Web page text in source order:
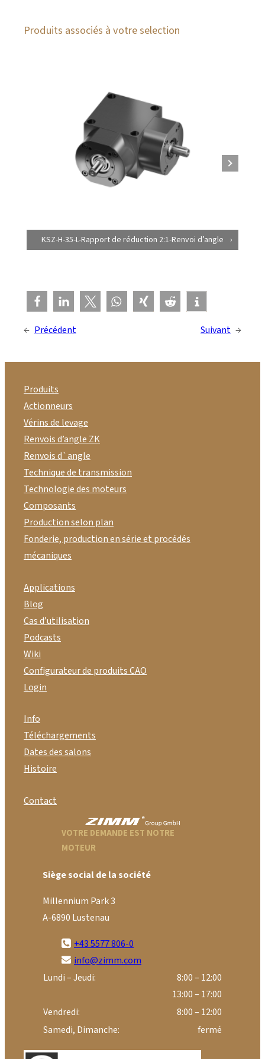
Produits associés à votre selection
KSZ-H-35-L-Rapport de réduction 2:1-Renvoi d’angle
← Précédent Suivant →
Produits
Actionneurs
Vérins de levage
Renvois d’angle ZK
Renvois d`angle
Technique de transmission
Technologie des moteurs
Composants
Production selon plan
Fonderie, production en série et procédés
mécaniques
Applications
Blog
Cas d’utilisation
Podcasts
Wiki
Configurateur de produits CAO
Login
Info
Téléchargements
Dates des salons
Histoire
Contact
VOTRE DEMANDE EST NOTRE
MOTEUR
Siège social de la société
Millennium Park 3
A-6890 Lustenau
+43 5577 806-0
info@zimm.com
Lundi – Jeudi:
8:00 – 12:00
13:00 – 17:00
Vendredi:
8:00 – 12:00
Samedi, Dimanche:
fermé